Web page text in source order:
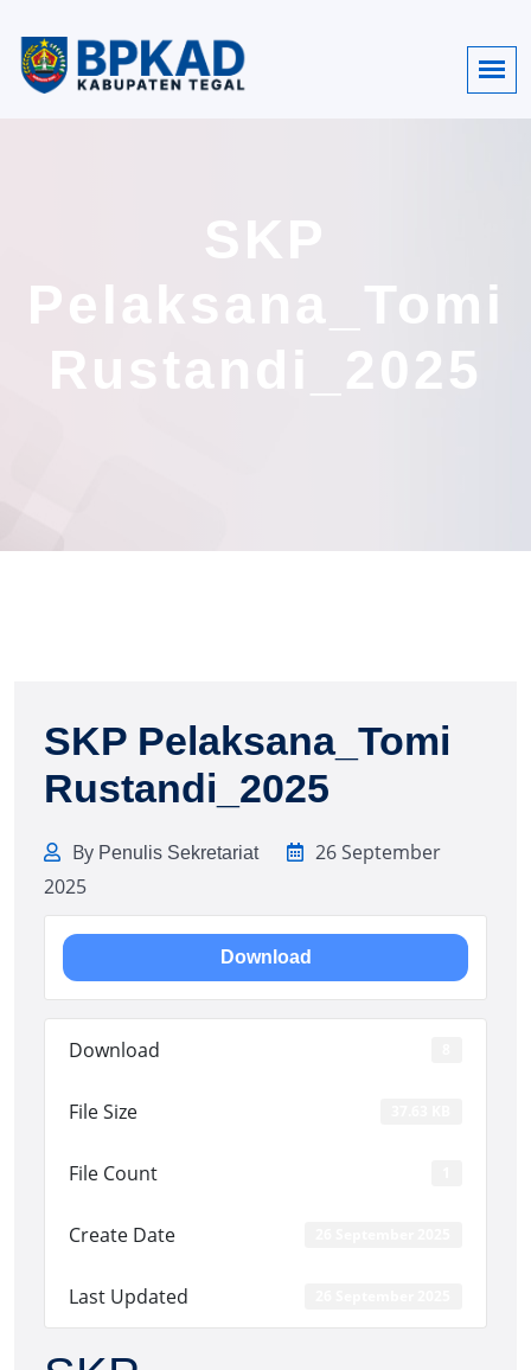
SKP
Pelaksana_Tomi
Rustandi_2025
SKP Pelaksana_Tomi
Rustandi_2025
By Penulis Sekretariat
26 September
2025
Download
Download
File Size
File Count
Create Date
Last Updated